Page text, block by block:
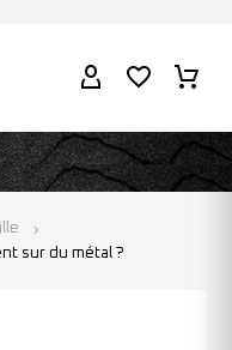
sur du métal ?